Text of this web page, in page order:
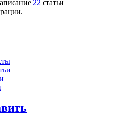
22 статьи